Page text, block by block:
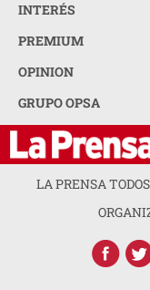
INTERÉS
PREMIUM
OPINION
GRUPO OPSA
LA PRENSA